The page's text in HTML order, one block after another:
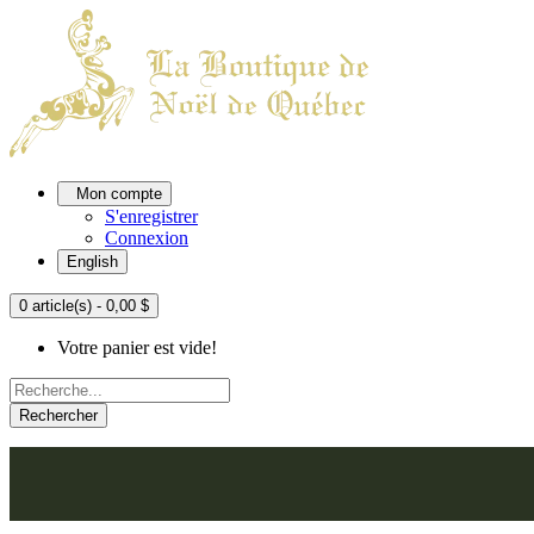
Mon compte
S'enregistrer
Connexion
English
0 article(s) - 0,00 $
Votre panier est vide!
Rechercher